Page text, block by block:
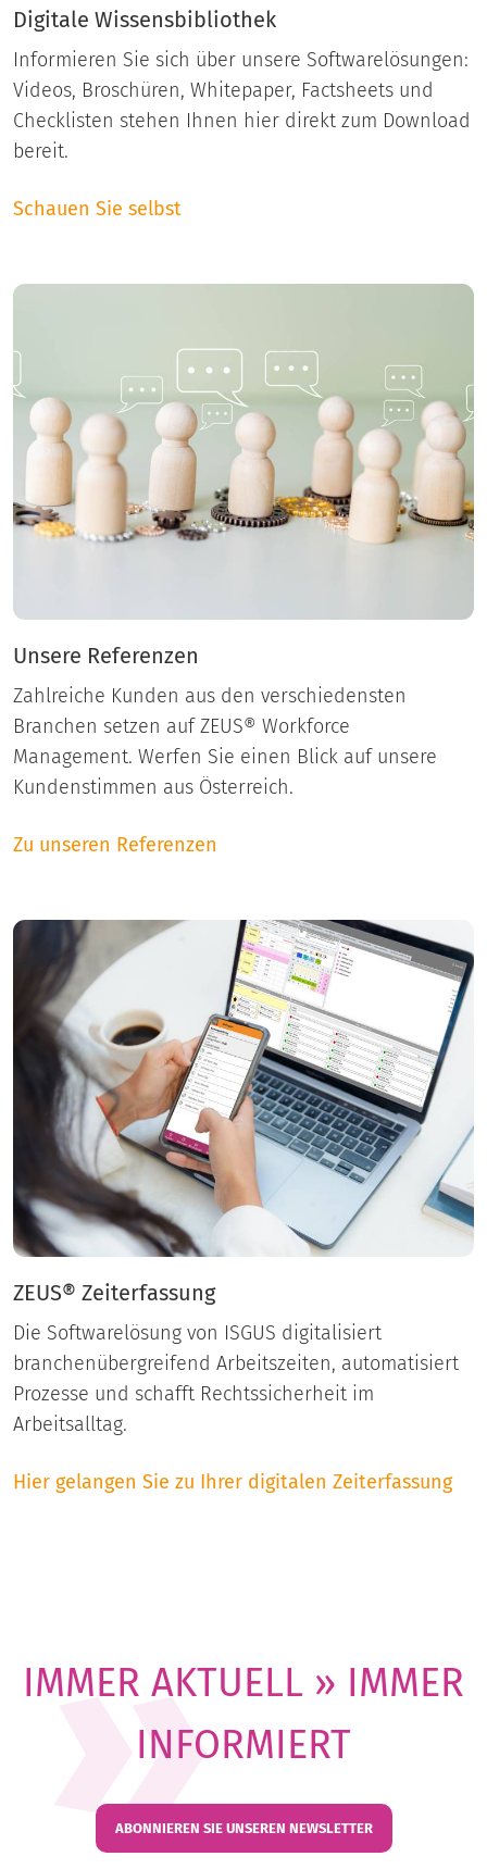
Digitale Wissensbibliothek
Informieren Sie sich über unsere Softwarelösungen:
Videos, Broschüren, Whitepaper, Factsheets und
Checklisten stehen Ihnen hier direkt zum Download
bereit.
Schauen Sie selbst
Unsere Referenzen
Zahlreiche Kunden aus den verschiedensten
Branchen setzen auf ZEUS® Workforce
Management. Werfen Sie einen Blick auf unsere
Kundenstimmen aus Österreich.
Zu unseren Referenzen
ZEUS® Zeiterfassung
Die Softwarelösung von ISGUS digitalisiert
branchenübergreifend Arbeitszeiten, automatisiert
Prozesse und schafft Rechtssicherheit im
Arbeitsalltag.
Hier gelangen Sie zu Ihrer digitalen Zeiterfassung
IMMER AKTUELL » IMMER
INFORMIERT
ABONNIEREN SIE UNSEREN NEWSLETTER